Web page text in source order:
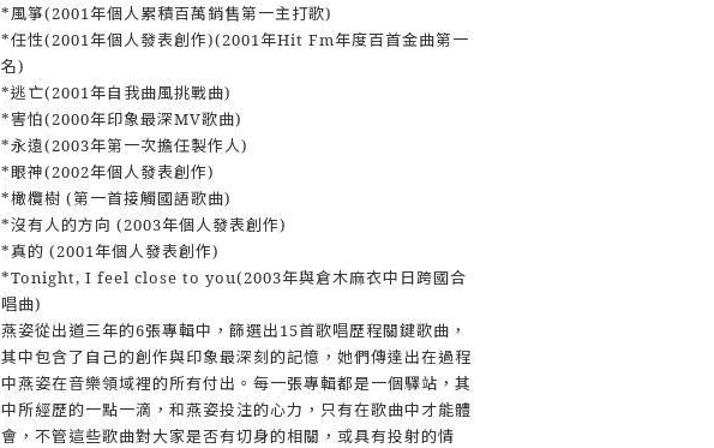
*風箏(2001年個人累積百萬銷售第一主打歌)
*任性(2001年個人發表創作)(2001年Hit Fm年度百首金曲第一
名)
*逃亡(2001年自我曲風挑戰曲)
*害怕(2000年印象最深MV歌曲)
*永遠(2003年第一次擔任製作人)
*眼神(2002年個人發表創作)
*橄欖樹 (第一首接觸國語歌曲)
*沒有人的方向 (2003年個人發表創作)
*真的 (2001年個人發表創作)
*Tonight, I feel close to you(2003年與倉木麻衣中日跨國合
唱曲)
燕姿從出道三年的6張專輯中，篩選出15首歌唱歷程關鍵歌曲，
其中包含了自己的創作與印象最深刻的記憶，她們傳達出在過程
中燕姿在音樂領域裡的所有付出。每一張專輯都是一個驛站，其
中所經歷的一點一滴，和燕姿投注的心力，只有在歌曲中才能體
會，不管這些歌曲對大家是否有切身的相關，或具有投射的情